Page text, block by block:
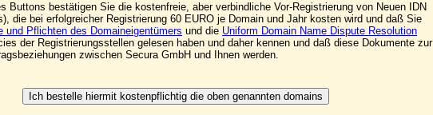
Buttons bestätigen Sie die kostenfreie, aber verbindliche Vor-Registrierung von Neuen IDN
die bei erfolgreicher Registrierung 60 EURO je Domain und Jahr kosten wird und daß Sie
und Pflichten des Domaineigentümers und die Uniform Domain Name Dispute Resolution
der Registrierungsstellen gelesen haben und daher kennen und daß diese Dokumente zur
zwischen Secura GmbH und Ihnen werden.